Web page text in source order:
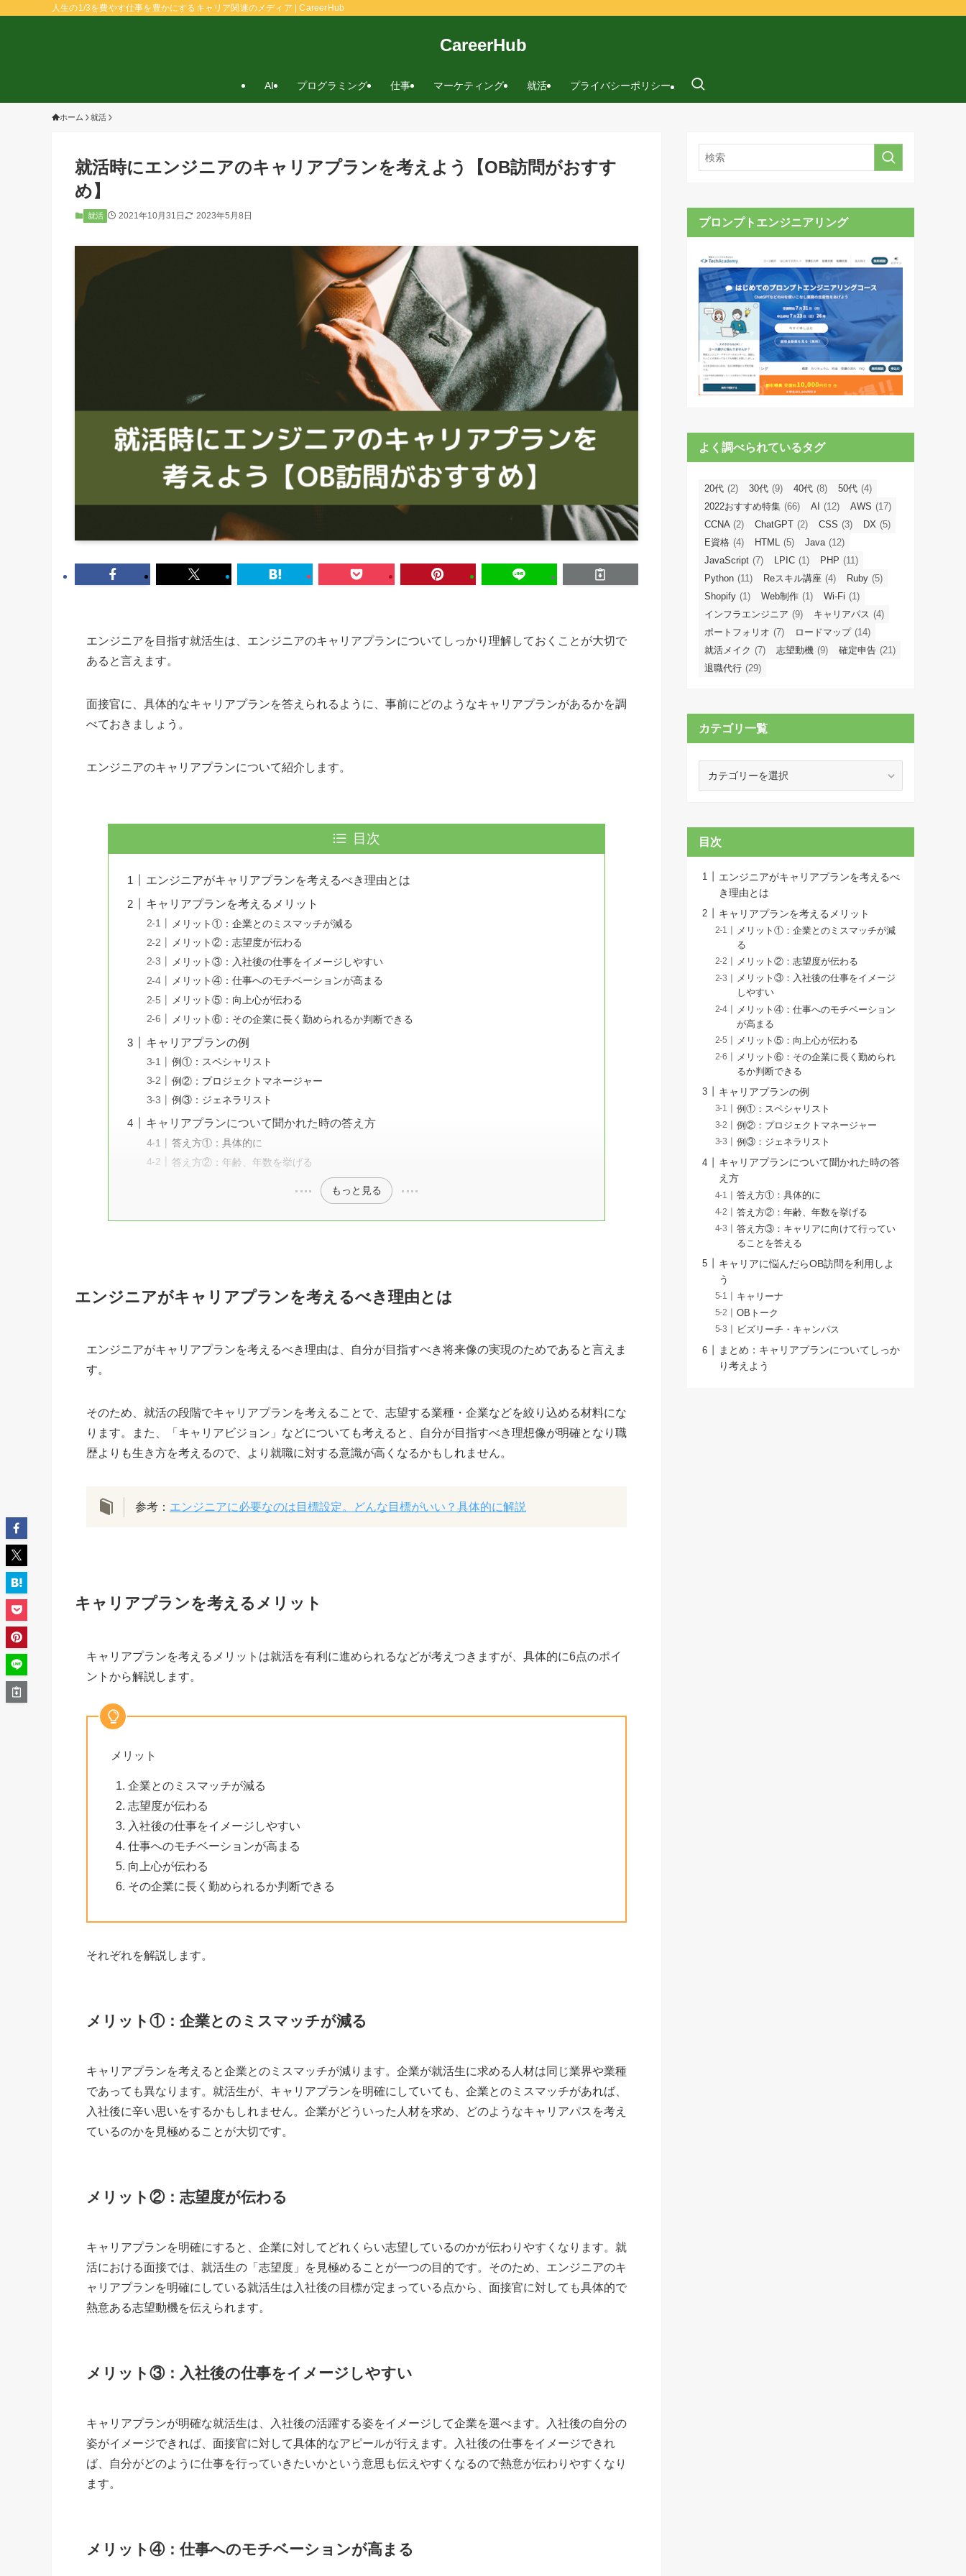
人生の1/3を費やす仕事を豊かにするキャリア関連のメディア | CareerHub
CareerHub
AI プログラミング 仕事 マーケティング 就活 プライバシーポリシー
ホーム 就活
就活時にエンジニアのキャリアプランを考えよう【OB訪問がおすす
め】
就活 2021年10月31日 2023年5月8日
エンジニアを目指す就活生は、エンジニアのキャリアプランについてしっかり理解しておくことが大切で
あると言えます。
面接官に、具体的なキャリアプランを答えられるように、事前にどのようなキャリアプランがあるかを調
べておきましょう。
エンジニアのキャリアプランについて紹介します。
目次
エンジニアがキャリアプランを考えるべき理由とは
キャリアプランを考えるメリット
メリット①：企業とのミスマッチが減る
メリット②：志望度が伝わる
メリット③：入社後の仕事をイメージしやすい
メリット④：仕事へのモチベーションが高まる
メリット⑤：向上心が伝わる
メリット⑥：その企業に長く勤められるか判断できる
キャリアプランの例
例①：スペシャリスト
例②：プロジェクトマネージャー
例③：ジェネラリスト
キャリアプランについて聞かれた時の答え方
答え方①：具体的に
答え方②：年齢、年数を挙げる
もっと見る
エンジニアがキャリアプランを考えるべき理由とは
エンジニアがキャリアプランを考えるべき理由は、自分が目指すべき将来像の実現のためであると言えま
す。
そのため、就活の段階でキャリアプランを考えることで、志望する業種・企業などを絞り込める材料にな
ります。また、「キャリアビジョン」などについても考えると、自分が目指すべき理想像が明確となり職
歴よりも生き方を考えるので、より就職に対する意識が高くなるかもしれません。
参考： エンジニアに必要なのは目標設定。どんな目標がいい？具体的に解説
キャリアプランを考えるメリット
キャリアプランを考えるメリットは就活を有利に進められるなどが考えつきますが、具体的に6点のポイ
ントから解説します。
メリット
企業とのミスマッチが減る
志望度が伝わる
入社後の仕事をイメージしやすい
仕事へのモチベーションが高まる
向上心が伝わる
その企業に長く勤められるか判断できる
それぞれを解説します。
メリット①：企業とのミスマッチが減る
キャリアプランを考えると企業とのミスマッチが減ります。企業が就活生に求める人材は同じ業界や業種
であっても異なります。就活生が、キャリアプランを明確にしていても、企業とのミスマッチがあれば、
入社後に辛い思いをするかもしれません。企業がどういった人材を求め、どのようなキャリアパスを考え
ているのかを見極めることが大切です。
メリット②：志望度が伝わる
キャリアプランを明確にすると、企業に対してどれくらい志望しているのかが伝わりやすくなります。就
活における面接では、就活生の「志望度」を見極めることが一つの目的です。そのため、エンジニアのキ
ャリアプランを明確にしている就活生は入社後の目標が定まっている点から、面接官に対しても具体的で
熱意ある志望動機を伝えられます。
メリット③：入社後の仕事をイメージしやすい
キャリアプランが明確な就活生は、入社後の活躍する姿をイメージして企業を選べます。入社後の自分の
姿がイメージできれば、面接官に対して具体的なアピールが行えます。入社後の仕事をイメージできれ
ば、自分がどのように仕事を行っていきたいかという意思も伝えやすくなるので熱意が伝わりやすくなり
ます。
メリット④：仕事へのモチベーションが高まる
プロンプトエンジニアリング
よく調べられているタグ
20代 (2) 30代 (9) 40代 (8) 50代 (4)
2022おすすめ特集 (66) AI (12) AWS (17)
CCNA (2) ChatGPT (2) CSS (3) DX (5)
E資格 (4) HTML (5) Java (12)
JavaScript (7) LPIC (1) PHP (11)
Python (11) Reスキル講座 (4) Ruby (5)
Shopify (1) Web制作 (1) Wi-Fi (1)
インフラエンジニア (9) キャリアパス (4)
ポートフォリオ (7) ロードマップ (14)
就活メイク (7) 志望動機 (9) 確定申告 (21)
退職代行 (29)
カテゴリ一覧
一
覧
目次
エンジニアがキャリアプランを考えるべ
き理由とは
キャリアプランを考えるメリット
メリット①：企業とのミスマッチが減
る
メリット②：志望度が伝わる
メリット③：入社後の仕事をイメージ
しやすい
メリット④：仕事へのモチベーション
が高まる
メリット⑤：向上心が伝わる
メリット⑥：その企業に長く勤められ
るか判断できる
キャリアプランの例
例①：スペシャリスト
例②：プロジェクトマネージャー
例③：ジェネラリスト
キャリアプランについて聞かれた時の答
え方
答え方①：具体的に
答え方②：年齢、年数を挙げる
答え方③：キャリアに向けて行ってい
ることを答える
キャリアに悩んだらOB訪問を利用しよ
う
キャリーナ
OBトーク
ビズリーチ・キャンパス
まとめ：キャリアプランについてしっか
り考えよう